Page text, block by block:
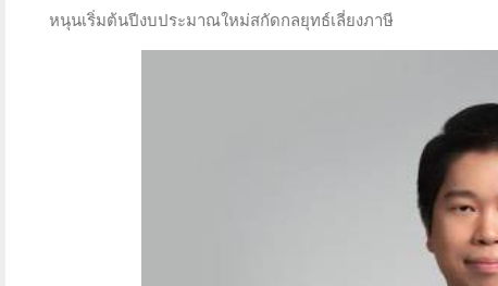
หนุนเริ่มต้นปีงบประมาณใหม่สกัดกลยุทธ์เลี่ยงภาษี